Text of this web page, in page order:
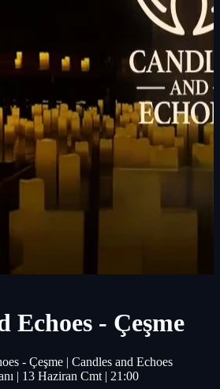
Echoes - Çeşme
- Çeşme | Candles and Echoes
| 13 Haziran Cmt | 21:00